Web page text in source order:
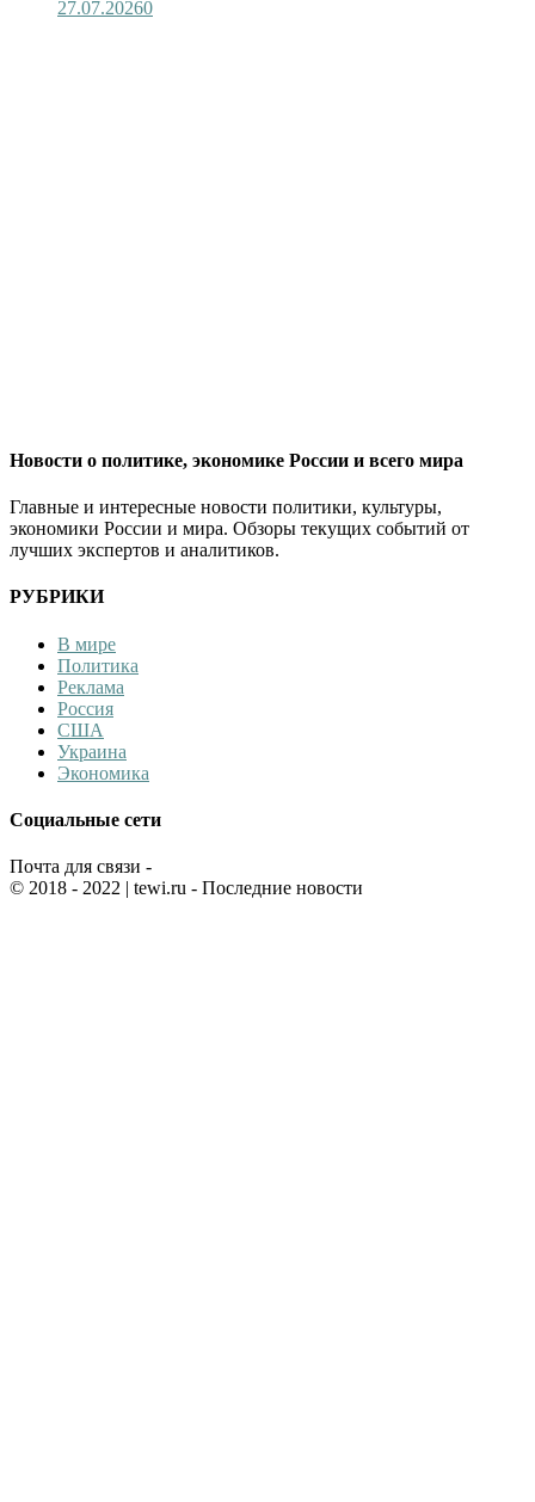
27.07.20260
Новости о политике, экономике России и всего мира
Главные и интересные новости политики, культуры,
экономики России и мира. Обзоры текущих событий от
лучших экспертов и аналитиков.
РУБРИКИ
В мире
Политика
Реклама
Россия
США
Украина
Экономика
Социальные сети
Почта для связи -
© 2018 - 2022 | tewi.ru - Последние новости